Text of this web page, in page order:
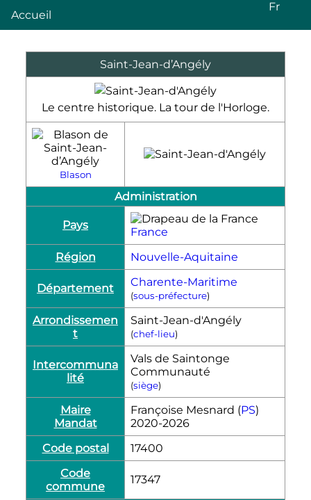
Accueil
Fr
Saint-Jean-d’Angély
Le centre historique. La tour de l'Horloge.
Blason
Administration
Pays
France
Région
Nouvelle-Aquitaine
Département Charente-Maritime
(sous-préfecture)
Arrondissemen
t
Saint-Jean-d'Angély
(chef-lieu)
Intercommuna
lité
Vals de Saintonge
Communauté
(siège)
Maire
Mandat
Françoise Mesnard (PS)
2020-2026
Code postal
17400
Code
commune
17347